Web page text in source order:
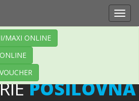
POSILOVNA
MAXI ONLINE